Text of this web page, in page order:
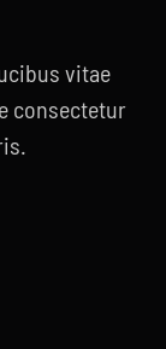
vitae
consectetur